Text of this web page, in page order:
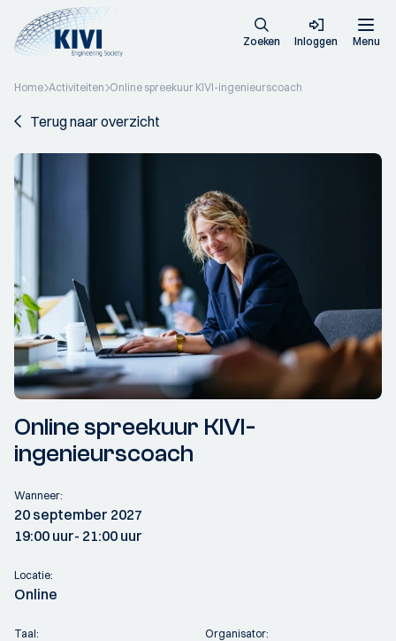
Zoeken Inloggen Menu
Home Activiteiten Online spreekuur KIVI-ingenieurscoach
Terug naar overzicht
Online spreekuur KIVI-
ingenieurscoach
Wanneer:
20 september 2027
19:00 uur- 21:00 uur
Locatie:
Online
Taal: Organisator: